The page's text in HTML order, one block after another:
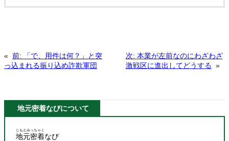
« 前:
「で、用件は何？」と突
っ込まれる振り込め詐欺軍団
次: 本業が左前なのにわざわざ
激戦区に進出してどうする »
地元密着なびについて
地元密着
じもとみっちゃく
なび